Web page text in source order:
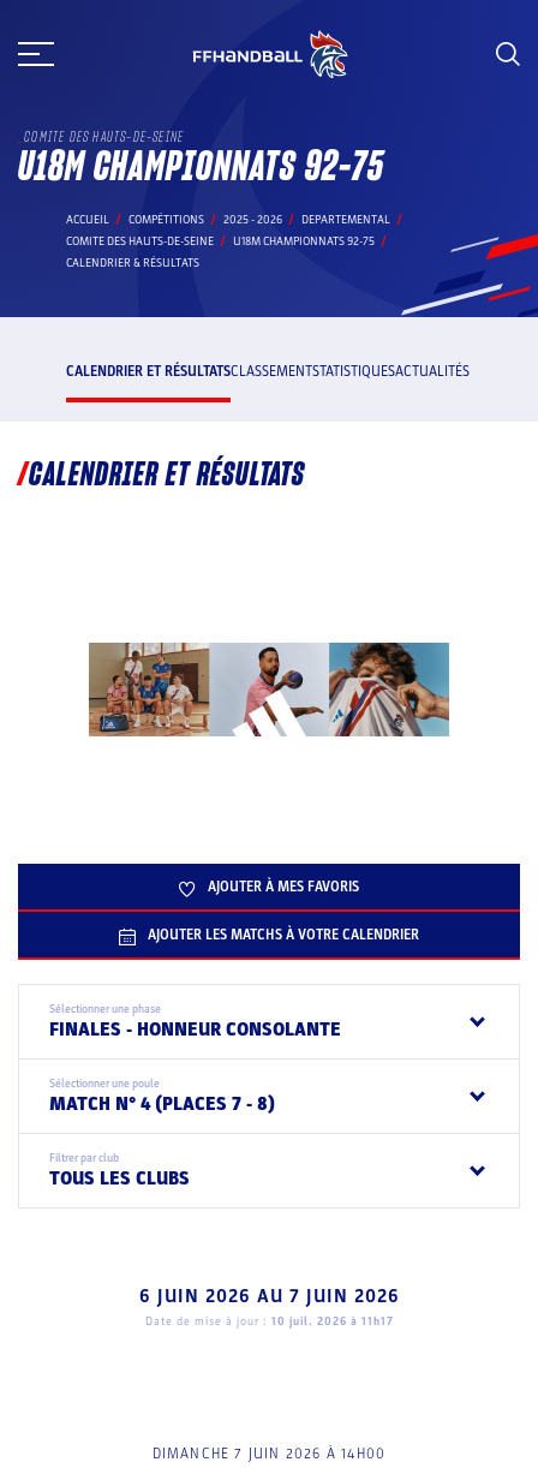
au
COMITE DES HAUTS-DE-SEINE
U18M CHAMPIONNATS 92-75
ACCUEIL COMPÉTITIONS 2025 - 2026
DEPARTEMENTAL
COMITE DES HAUTS-DE-SEINE
U18M CHAMPIONNATS 92-75
CALENDRIER & RÉSULTATS
CALENDRIER ET RÉSULTATSCLASSEMENTSTATISTIQUESACTUALITÉS
CALENDRIER ET RÉSULTATS
AJOUTER À MES FAVORIS
AJOUTER LES MATCHS À VOTRE CALENDRIER
Sélectionner une phase
FINALES - HONNEUR CONSOLANTE
Sélectionner une poule
MATCH N° 4 (PLACES 7 - 8)
Filtrer par club
TOUS LES CLUBS
6 JUIN 2026 AU 7 JUIN 2026
Date de mise à jour : 10 juil. 2026 à 11h17
DIMANCHE 7 JUIN 2026 À 14H00